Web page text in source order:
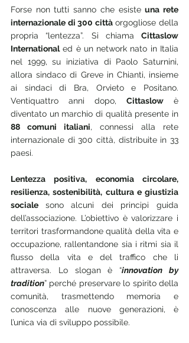
Forse non tutti sanno che esiste una rete
internazionale di 300 città orgogliose della
propria “lentezza”. Si chiama Cittaslow
International ed è un network nato in Italia
nel 1999, su iniziativa di Paolo Saturnini,
allora sindaco di Greve in Chianti, insieme
ai sindaci di Bra, Orvieto e Positano.
Ventiquattro anni dopo, Cittaslow è
88 comuni italiani, connessi alla rete
internazionale di 300 città, distribuite in 33
paesi.
Lentezza positiva, economia circolare,
resilienza, sostenibilità, cultura e giustizia
sociale sono alcuni dei principi guida
dell’associazione. L’obiettivo è valorizzare i
territori trasformandone qualità della vita e
occupazione, rallentandone sia i ritmi sia il
flusso della vita e del traffico che li
attraversa. Lo slogan è “innovation by
tradition” perché preservare lo spirito della
comunità, trasmettendo memoria e
conoscenza alle nuove generazioni, è
l’unica via di sviluppo possibile.